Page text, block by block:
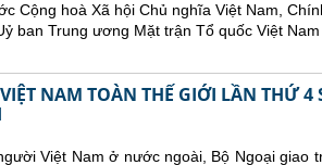
Cộng hoà Xã hội Chủ nghĩa Việt Nam,
ban Trung ương Mặt trận Tổ quốc Việt
NAM TOÀN THẾ GIỚI LẦN THỨ 4
Việt Nam ở nước ngoài, Bộ Ngoại giao